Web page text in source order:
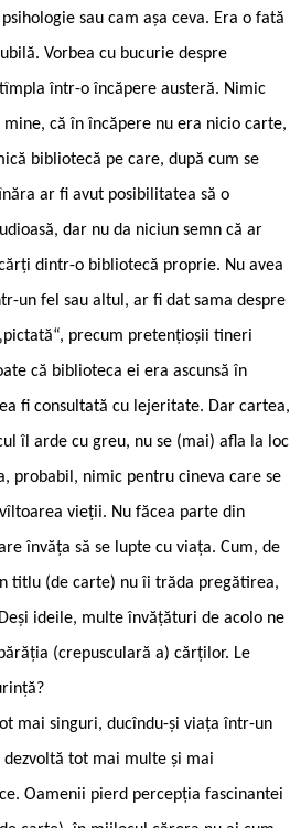
sau cam așa ceva. Era o fată
Vorbea cu bucurie despre
într-o încăpere austeră. Nimic
că în încăpere nu era nicio carte,
bibliotecă pe care, după cum se
ar fi avut posibilitatea să o
dar nu da niciun semn că ar
dintr-o bibliotecă proprie. Nu avea
un fel sau altul, ar fi dat sama despre
precum pretențioșii tineri
că biblioteca ei era ascunsă în
fi consultată cu lejeritate. Dar cartea,
îl arde cu greu, nu se (mai) afla la loc
probabil, nimic pentru cineva care se
vieții. Nu făcea parte din
învăța să se lupte cu viața. Cum, de
titlu (de carte) nu îi trăda pregătirea,
ideile, multe învățături de acolo ne
(crepusculară a) cărților. Le
mai singuri, ducîndu-și viața într-un
tot mai multe și mai
Oamenii pierd percepția fascinantei